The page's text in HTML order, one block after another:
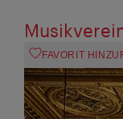
FAVORIT